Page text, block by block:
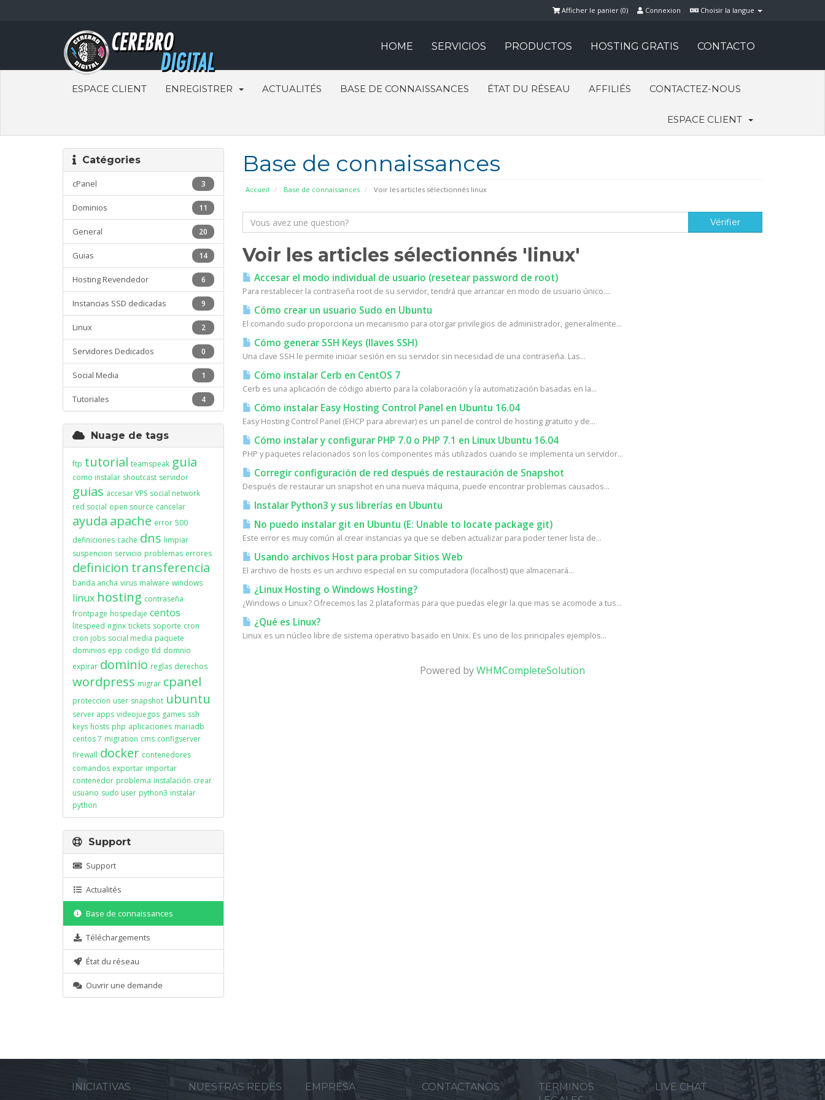
Choisir la langue
Connexion
Afficher le panier (0)
HOME SERVICIOS PRODUCTOS HOSTING GRATIS CONTACTO
ESPACE CLIENT ENREGISTRER ACTUALITÉS BASE DE CONNAISSANCES ÉTAT DU RÉSEAU AFFILIÉS CONTACTEZ-NOUS
ESPACE CLIENT
Base de connaissances
Accueil Base de connaissances Voir les articles sélectionnés linux
Catégories
3
cPanel
11
Dominios
20
General
14
Guias
6
Hosting Revendedor
9
Instancias SSD dedicadas
2
Linux
0
Servidores Dedicados
1
Social Media
4
Tutoriales
Voir les articles sélectionnés 'linux'
Accesar el modo individual de usuario (resetear password de root)
Para restablecer la contraseña root de su servidor, tendrá que arrancar en modo de usuario único....
Cómo crear un usuario Sudo en Ubuntu
El comando sudo proporciona un mecanismo para otorgar privilegios de administrador, generalmente...
Cómo generar SSH Keys (llaves SSH)
Una clave SSH le permite iniciar sesión en su servidor sin necesidad de una contraseña. Las...
Cómo instalar Cerb en CentOS 7
Cerb es una aplicación de código abierto para la colaboración y la automatización basadas en la...
Cómo instalar Easy Hosting Control Panel en Ubuntu 16.04
Easy Hosting Control Panel (EHCP para abreviar) es un panel de control de hosting gratuito y de...
Cómo instalar y configurar PHP 7.0 o PHP 7.1 en Linux Ubuntu 16.04
PHP y paquetes relacionados son los componentes más utilizados cuando se implementa un servidor...
Corregir configuración de red después de restauración de Snapshot
Después de restaurar un snapshot en una nueva máquina, puede encontrar problemas causados...
Instalar Python3 y sus librerías en Ubuntu
No puedo instalar git en Ubuntu (E: Unable to locate package git)
Este error es muy común al crear instancias ya que se deben actualizar para poder tener lista de...
Usando archivos Host para probar Sitios Web
El archivo de hosts es un archivo especial en su computadora (localhost) que almacenará...
¿Linux Hosting o Windows Hosting?
¿Windows o Linux? Ofrecemos las 2 plataformas para que puedas elegir la que mas se acomode a tus...
¿Qué es Linux?
Linux es un núcleo libre de sistema operativo basado en Unix. Es uno de los principales ejemplos...
Powered byWHMCompleteSolution
Nuage de tags
ftp tutorial teamspeak guia
como instalar shoutcast servidor
guias accesar VPS social network
red social open source cancelar
ayuda apache error 500
definiciones cache dns limpiar
suspencion servicio problemas errores
definicion transferencia
banda ancha virus malware windows
linux hosting contraseña
frontpage hospedaje centos
litespeed nginx tickets soporte cron
cron jobs social media paquete
dominios epp codigo tld domnio
expirar dominio reglas derechos
wordpress migrar cpanel
proteccion user snapshot ubuntu
server apps videojuegos games ssh
keys hosts php aplicaciones mariadb
centos 7 migration cms configserver
firewall docker contenedores
comandos exportar importar
contenedor problema instalación crear
usuario sudo user python3 instalar
python
Support
Support
Actualités
Base de connaissances
Téléchargements
État du réseau
Ouvrir une demande
INICIATIVAS NUESTRAS REDES EMPRESA CONTACTANOS
TERMINOS
LIVE CHAT